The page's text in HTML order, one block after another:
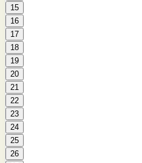
15
16
17
18
19
20
21
22
23
24
25
26